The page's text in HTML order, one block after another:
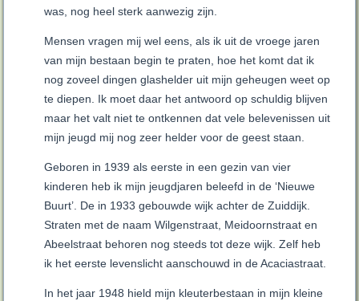
was, nog heel sterk aanwezig zijn.
Mensen vragen mij wel eens, als ik uit de vroege jaren
van mijn bestaan begin te praten, hoe het komt dat ik
nog zoveel dingen glashelder uit mijn geheugen weet op
te diepen. Ik moet daar het antwoord op schuldig blijven
maar het valt niet te ontkennen dat vele belevenissen uit
mijn jeugd mij nog zeer helder voor de geest staan.
Geboren in 1939 als eerste in een gezin van vier
kinderen heb ik mijn jeugdjaren beleefd in de ‘Nieuwe
Buurt’. De in 1933 gebouwde wijk achter de Zuiddijk.
Straten met de naam Wilgenstraat, Meidoornstraat en
Abeelstraat behoren nog steeds tot deze wijk. Zelf heb
ik het eerste levenslicht aanschouwd in de Acaciastraat.
In het jaar 1948 hield mijn kleuterbestaan in mijn kleine